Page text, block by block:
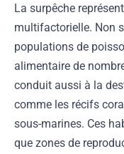
La surpêche
multifactorielle. Non
populations de
alimentaire de
conduit aussi à la
comme les récifs
sous-marines. Ces
que zones de